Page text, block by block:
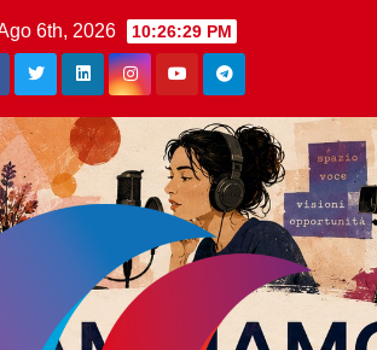
6th, 2026 10:26:30 PM